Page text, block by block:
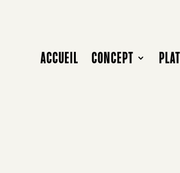
ACCUEIL CONCEPT